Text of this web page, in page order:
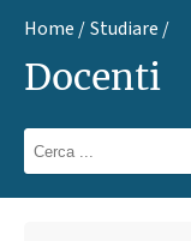
Home Studiare
Docenti